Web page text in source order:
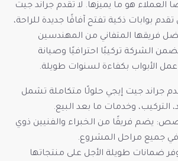
العملاء هو ما يميزها. لا تقدم جراند جيت
بوابات ذكية تفتح آفاقًا جديدة للراحة،
فريقها المتفاني من المهندسين
الشركة تركيبًا احترافيًا وصيانة
الأبواب بكفاءة لسنوات طويلة.
جراند جيت إيجي حلولًا متكاملة تشمل
التركيب، وخدمات ما بعد البيع.
يضم فريقًا من الخبراء والفنيين ذوي
في جميع مراحل المشروع.
ضمانات طويلة الأجل على منتجاتها